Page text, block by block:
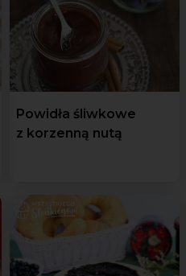
Powidła śliwkowe
z korzenną nutą